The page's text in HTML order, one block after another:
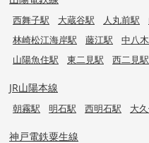
西舞子駅 大蔵谷駅 人丸前駅
林崎松江海岸駅
藤江駅 中八
山陽魚住駅
東二見駅 西二見駅
JR山陽本線
朝霧駅 明石駅 西明石駅 大
神戸電鉄粟生線